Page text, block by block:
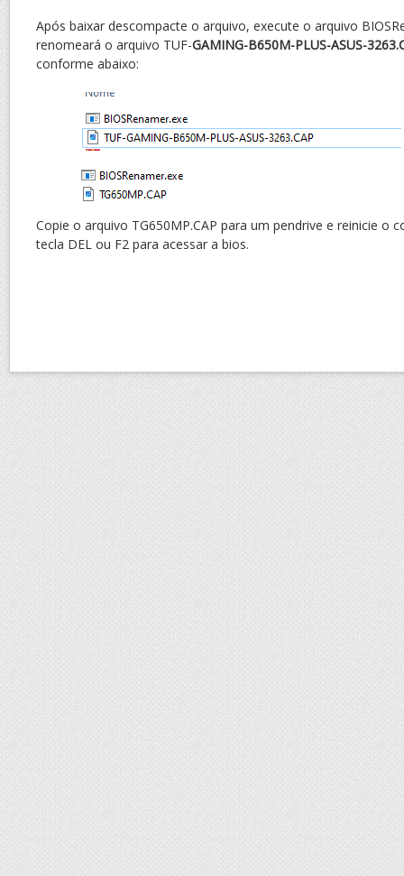
Após baixar descompacte o arquivo, execute o arquivo
renomeará o arquivo TUF-GAMING-B650M-PLUS-ASUS-
conforme abaixo:
Copie o arquivo TG650MP.CAP para um pendrive e reinicie o
tecla DEL ou F2 para acessar a bios.